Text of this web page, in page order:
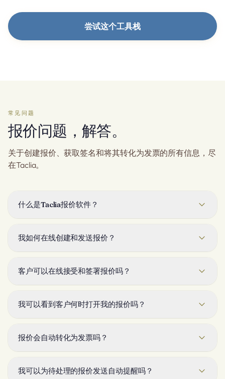
尝试这个工具栈
常见问题
报价问题，解答。
关于创建报价、获取签名和将其转化为发票的所有信息，尽
在Taclia。
什么是Taclia报价软件？
业的品牌报价和提案，通过电子邮件或WhatsApp发送，在线
我如何在线创建和发送报价？
后发送。报价通过电子邮件、WhatsApp或可分享的链接发
客户可以在线接受和签署报价吗？
需账户，Taclia会保存查看、接受和签署的审计记录。
我可以看到客户何时打开我的报价吗？
显示每个报价的状态，因此您可以在正确的时机跟进，而不是
报价会自动转化为发票吗？
税和客户，无需重新输入。您的报价和发票共享相同的编号、
我可以为待处理的报价发送自动提醒吗？